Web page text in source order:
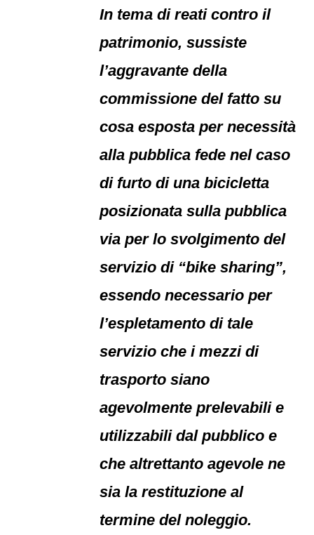
In tema di reati contro il
patrimonio, sussiste
l’aggravante della
commissione del fatto su
cosa esposta per necessità
alla pubblica fede nel caso
di furto di una bicicletta
posizionata sulla pubblica
via per lo svolgimento del
servizio di “bike sharing”,
essendo necessario per
l’espletamento di tale
servizio che i mezzi di
trasporto siano
agevolmente prelevabili e
utilizzabili dal pubblico e
che altrettanto agevole ne
sia la restituzione al
termine del noleggio.